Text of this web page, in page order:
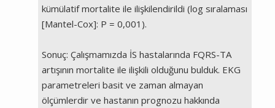
kümülatif mortalite ile ilişkilendirildi (log sıralaması
[Mantel-Cox]: P = 0,001).
Sonuç: Çalışmamızda İS hastalarında FQRS-TA
artışının mortalite ile ilişkili olduğunu bulduk. EKG
parametreleri basit ve zaman almayan
ölçümlerdir ve hastanın prognozu hakkında